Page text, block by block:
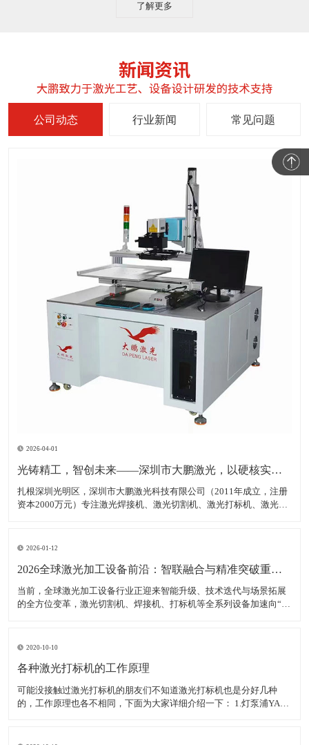
了解更多
公司动态 行业新闻 常见问题
2026-04-01
光铸精工，智创未来——深圳市大鹏激光，以硬核实力领跑激光装备赛道
扎根深圳光明区，深圳市大鹏激光科技有限公司（2011年成立，注册
资本2000万元）专注激光焊接机、激光切割机、激光打标机、激光雕
钣金加工等多领域，精准服务各类制造企业、跨境卖家
2026-01-12
2026全球激光加工设备前沿：智联融合与精准突破重塑智造生态
当前，全球激光加工设备行业正迎来智能升级、技术迭代与场景拓展
的全方位变革，激光切割机、焊接机、打标机等全系列设备加速向“高
达380亿美元，年均增长率稳定在7.5%以上，中
2020-10-10
各种激光打标机的工作原理
可能没接触过激光打标机的朋友们不知道激光打标机也是分好几种
的，工作原理也各不相同，下面为大家详细介绍一下： 1.灯泵浦YAG
光，将激光能量放大后就形成对材料加工的激光束。 2.